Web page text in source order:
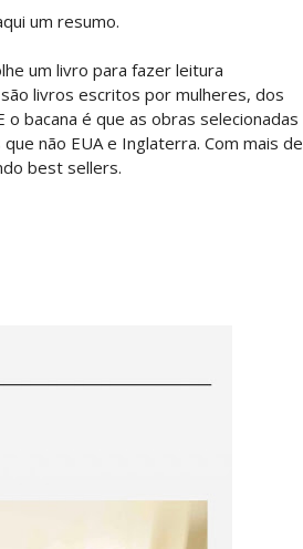
um resumo.
um livro para fazer leitura
livros escritos por mulheres, dos
bacana é que as obras selecionadas
não EUA e Inglaterra. Com mais de
best sellers.